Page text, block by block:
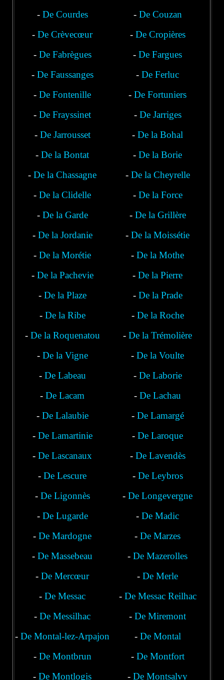
- De Courdes - De Couzan
-De Crèvecœur - De Cropières
- De Fabrègues -De Fargues
- De Faussanges -De Ferluc
-De Fontenille -De Fortuniers
-De Frayssinet - De Jarriges
- De Jarrousset -De la Bohal
-De la Bontat -De la Borie
-De la Chassagne - De la Cheyrelle
-De la Clidelle - De la Force
- De la Garde - De la Grillère
- De la Jordanie -De la Moissétie
-De la Morétie -De la Mothe
- De la Pachevie -De la Pierre
- De la Plaze - De la Prade
- De la Ribe - De la Roche
- De la Roquenatou -De la Trémolière
- De la Vigne -De la Voulte
- De Labeau - De Laborie
-De Lacam -De Lachau
- De Lalaubie - De Lamargé
- De Lamartinie -De Laroque
-De Lascanaux - De Lavendès
-De Lescure - De Leybros
- De Ligonnès -De Longevergne
- De Lugarde -De Madic
-De Mardogne -De Marzes
-De Massebeau -De Mazerolles
-De Mercœur -De Merle
-De Messac
Laroquebrou
- De Messac Reilhac
-De Messilhac -De Miremont
-De Montal-lez-Arpajon - De Montal
- De Montbrun - De Montfort
-De Montlogis -De Montsalvy